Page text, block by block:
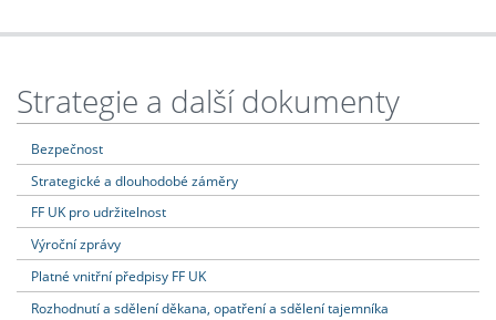
Strategie a další dokumenty
Bezpečnost
Strategické a dlouhodobé záměry
FF UK pro udržitelnost
Výroční zprávy
Platné vnitřní předpisy FF UK
Rozhodnutí a sdělení děkana, opatření a sdělení tajemníka